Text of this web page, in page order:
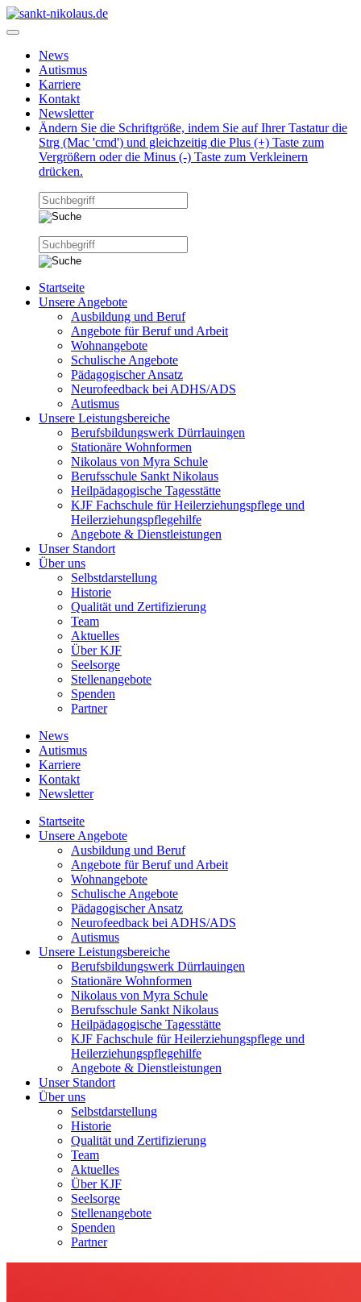
News
Autismus
Karriere
Kontakt
Newsletter
Ändern Sie die Schriftgröße, indem Sie auf Ihrer Tastatur die
Strg (Mac 'cmd') und gleichzeitig die Plus (+) Taste zum
Vergrößern oder die Minus (-) Taste zum Verkleinern
drücken.
Startseite
Unsere Angebote
Ausbildung und Beruf
Angebote für Beruf und Arbeit
Wohnangebote
Schulische Angebote
Pädagogischer Ansatz
Neurofeedback bei ADHS/ADS
Autismus
Unsere Leistungsbereiche
Berufsbildungswerk Dürrlauingen
Stationäre Wohnformen
Nikolaus von Myra Schule
Berufsschule Sankt Nikolaus
Heilpädagogische Tagesstätte
KJF Fachschule für Heilerziehungspflege und
Heilerziehungspflegehilfe
Angebote & Dienstleistungen
Unser Standort
Über uns
Selbstdarstellung
Historie
Qualität und Zertifizierung
Team
Aktuelles
Über KJF
Seelsorge
Stellenangebote
Spenden
Partner
News
Autismus
Karriere
Kontakt
Newsletter
Startseite
Unsere Angebote
Ausbildung und Beruf
Angebote für Beruf und Arbeit
Wohnangebote
Schulische Angebote
Pädagogischer Ansatz
Neurofeedback bei ADHS/ADS
Autismus
Unsere Leistungsbereiche
Berufsbildungswerk Dürrlauingen
Stationäre Wohnformen
Nikolaus von Myra Schule
Berufsschule Sankt Nikolaus
Heilpädagogische Tagesstätte
KJF Fachschule für Heilerziehungspflege und
Heilerziehungspflegehilfe
Angebote & Dienstleistungen
Unser Standort
Über uns
Selbstdarstellung
Historie
Qualität und Zertifizierung
Team
Aktuelles
Über KJF
Seelsorge
Stellenangebote
Spenden
Partner